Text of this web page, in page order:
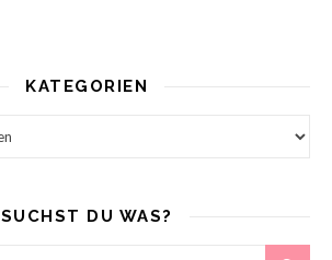
KATEGORIEN
SUCHST DU WAS?